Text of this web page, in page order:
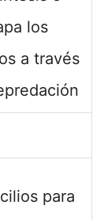
los
a través
para